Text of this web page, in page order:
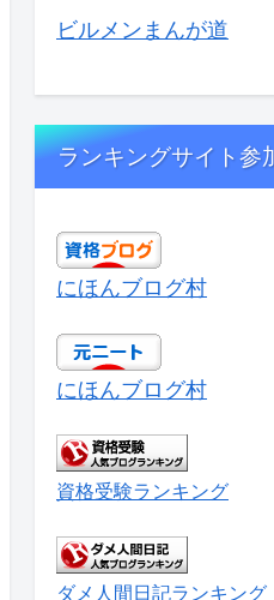
ビルメンまんが道
ランキングサイト参
にほんブログ村
にほんブログ村
資格受験ランキング
ダメ人間日記ランキング